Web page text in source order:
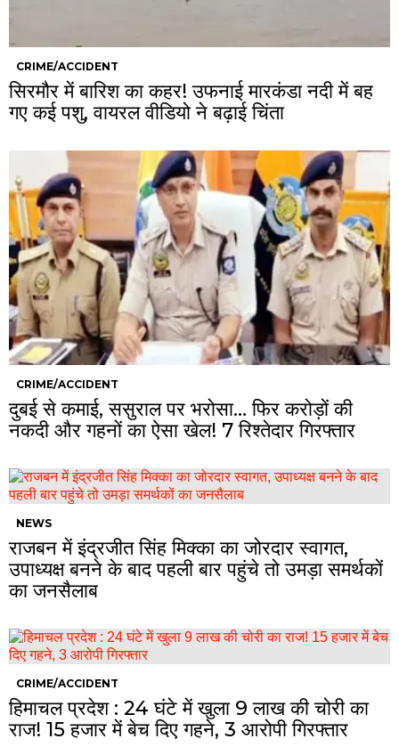
CRIME/ACCIDENT
सिरमौर में बारिश का कहर! उफनाई मारकंडा नदी में बह
गए कई पशु, वायरल वीडियो ने बढ़ाई चिंता
CRIME/ACCIDENT
दुबई से कमाई, ससुराल पर भरोसा… फिर करोड़ों की
नकदी और गहनों का ऐसा खेल! 7 रिश्तेदार गिरफ्तार
NEWS
राजबन में इंद्रजीत सिंह मिक्का का जोरदार स्वागत,
उपाध्यक्ष बनने के बाद पहली बार पहुंचे तो उमड़ा समर्थकों
का जनसैलाब
CRIME/ACCIDENT
हिमाचल प्रदेश : 24 घंटे में खुला 9 लाख की चोरी का
राज! 15 हजार में बेच दिए गहने, 3 आरोपी गिरफ्तार